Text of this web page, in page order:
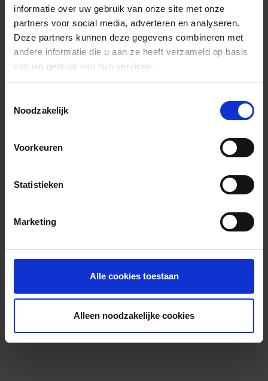
informatie over uw gebruik van onze site met onze
partners voor social media, adverteren en analyseren.
Deze partners kunnen deze gegevens combineren met
andere informatie die u aan ze heeft verzameld op basis
van uw gebruik van hun services.
Noodzakelijk
Voorkeuren
Statistieken
Marketing
Alle cookies toestaan
Alleen noodzakelijke cookies